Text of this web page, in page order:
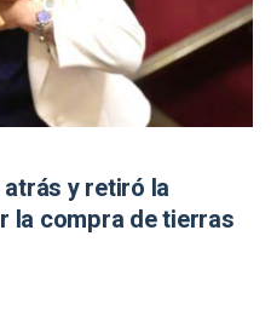
y retiró la
la compra de tierras